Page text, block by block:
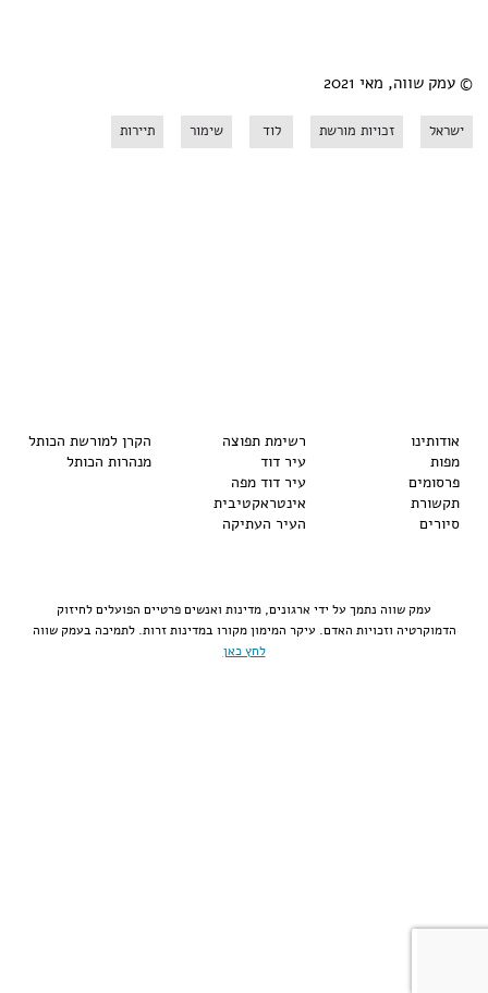
© עמק שווה, מאי 2021
ישראל זכויות מורשת לוד שימור תיירות
אודותינו
מפות
פרסומים
תקשורת
סיורים
רשימת תפוצה
עיר דוד
עיר דוד מפה
אינטראקטיבית
העיר העתיקה
הקרן למורשת הכותל
מנהרות הכותל
עמק שווה נתמך על ידי ארגונים, מדינות ואנשים פרטיים הפועלים לחיזוק
הדמוקרטיה וזכויות האדם. עיקר המימון מקורו במדינות זרות. לתמיכה בעמק שווה
לחץ כאן